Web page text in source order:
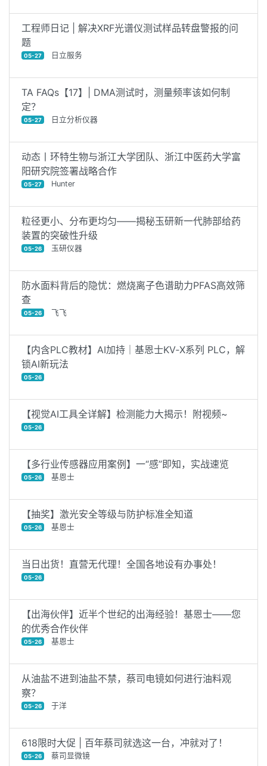
工程师日记 | 解决XRF光谱仪测试样品转盘警报的问
题
05-27 日立服务
TA FAQs【17】| DMA测试时，测量频率该如何制
定？
05-27 日立分析仪器
动态丨环特生物与浙江大学团队、浙江中医药大学富
阳研究院签署战略合作
05-27 Hunter
粒径更小、分布更均匀——揭秘玉研新一代肺部给药
装置的突破性升级
05-26 玉研仪器
防水面料背后的隐忧：燃烧离子色谱助力PFAS高效筛
查
05-26 飞飞
【内含PLC教材】AI加持｜基恩士KV‑X系列 PLC，解
锁AI新玩法
05-26
【视觉AI工具全详解】检测能力大揭示！附视频~
05-26
【多行业传感器应用案例】一“感”即知，实战速览
05-26 基恩士
【抽奖】激光安全等级与防护标准全知道
05-26 基恩士
当日出货！直营无代理！全国各地设有办事处！
05-26
【出海伙伴】近半个世纪的出海经验！基恩士——您
的优秀合作伙伴
05-26 基恩士
从油盐不进到油盐不禁，蔡司电镜如何进行油料观
察？
05-26 于洋
618限时大促 | 百年蔡司就选这一台，冲就对了！
05-26 蔡司显微镜